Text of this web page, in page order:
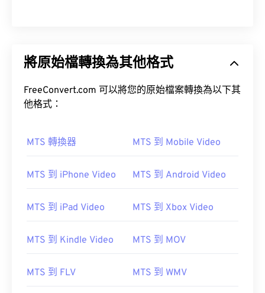
將原始檔轉換為其他格式
FreeConvert.com 可以將您的原始檔案轉換為以下其
他格式：
MTS 轉換器 MTS 到 Mobile Video
MTS 到 iPhone Video MTS 到 Android Video
MTS 到 iPad Video MTS 到 Xbox Video
MTS 到 Kindle Video MTS 到 MOV
MTS 到 FLV MTS 到 WMV